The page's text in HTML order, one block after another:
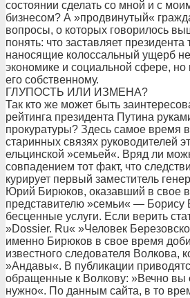
состоянии сделать со мной и с
бизнесом? А »продвинутый«
вопросы, о которых говорилось
понять: что заставляет президента
наносящие колоссальный ущерб не
экономике и социальной сфере,
его собственному.
ГЛУПОСТЬ ИЛИ ИЗМЕНА?
Так кто же может быть
рейтинга президента Путина
прокуратуры? Здесь самое время
старинных связях руководителей
ельцинской »семьей«. Вряд ли
совпадением тот факт, что
курирует первый заместитель
Юрий Бирюков, оказавший в свое
представителю »семьи« — Борису
бесценные услуги. Если верить
»Dossier. Ru« »Человек
именно Бирюков в свое время
известного следователя Волкова,
»Андавы«. В публикации
обращенные к Волкову: »Вечно вы
нужно«. По данным сайта, в то